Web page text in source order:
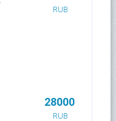
RUB
28000
RUB